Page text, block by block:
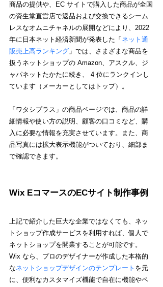
商品の提供や、EC サイトで購入した商品が全国
の資生堂直営店で返品および交換できるシーム
レスなオムニチャネルの展開などにより、2022
年に日本ネット経済新聞が発表した「 ネット通
販売上高ランキング 」では、さまざまな商品を
扱うネットショップの Amazon、アスクル、ジ
ャパネットたかたに続き、 4 位にランクインし
ています（メーカーとしてはトップ）。
「ワタシプラス」の商品ページでは、商品の詳
細情報や使い方の説明、顧客の口コミなど、購
入に必要な情報を充実させています。また、商
品写真には拡大表示機能がついており、細部ま
で確認できます。
Wix EコマースのECサイト制作事例
上記で紹介した巨大な企業ではなくても、ネッ
トショップ作成サービスを利用すれば、個人で
ネットショップを開業することが可能です。
Wix なら、プロのデザイナーが作成した本格的
なネットショップデザインのテンプレート を元
に、便利なカスタマイズ機能で自在に機能やペ